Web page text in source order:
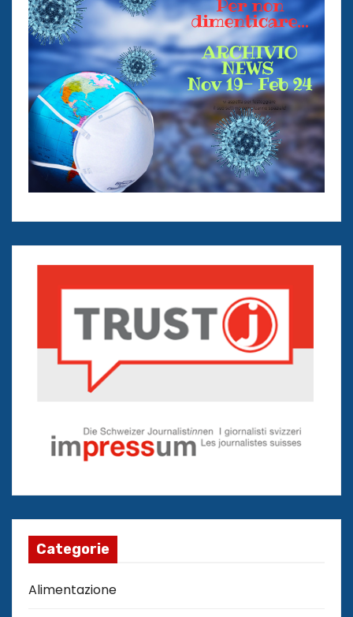
Categorie
Alimentazione